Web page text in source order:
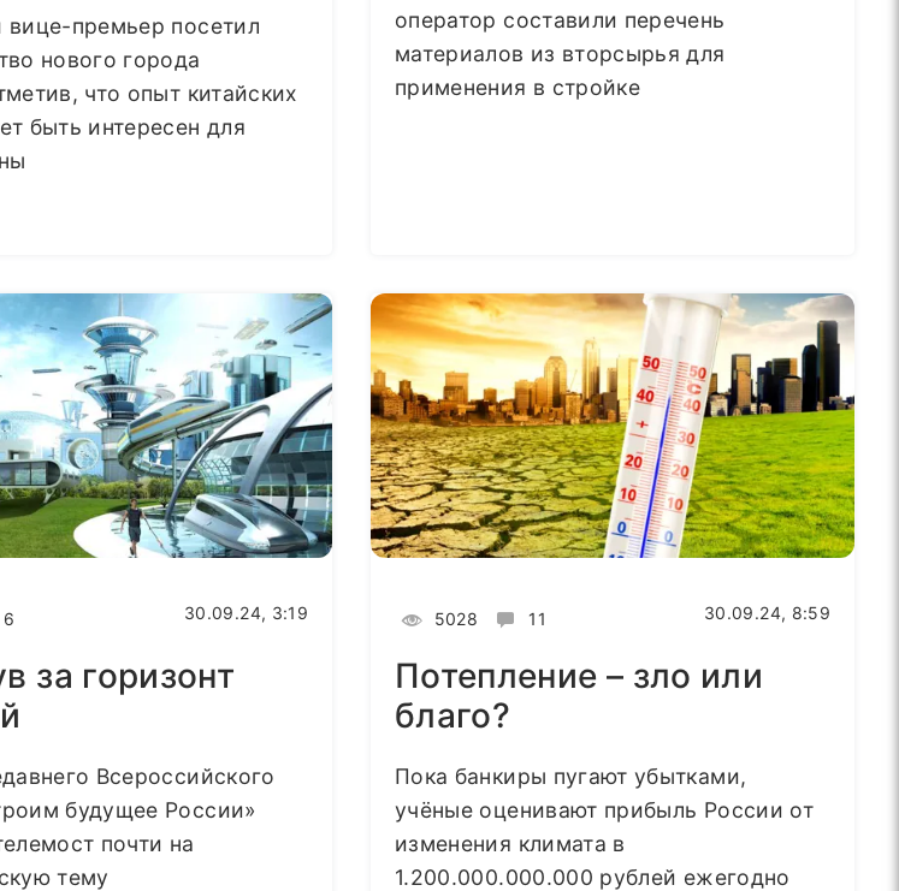
вице-премьер посетил
нового города
что опыт китайских
быть интересен для
оператор составили перечень
материалов из вторсырья для
применения в стройке
6 30.09.24, 3:19
за горизонт
Всероссийского
будущее России»
почти на
тему
5028 11 30.09.24, 8:59
Потепление – зло или
благо?
Пока банкиры пугают убытками,
учёные оценивают прибыль России от
изменения климата в
1.200.000.000.000 рублей ежегодно